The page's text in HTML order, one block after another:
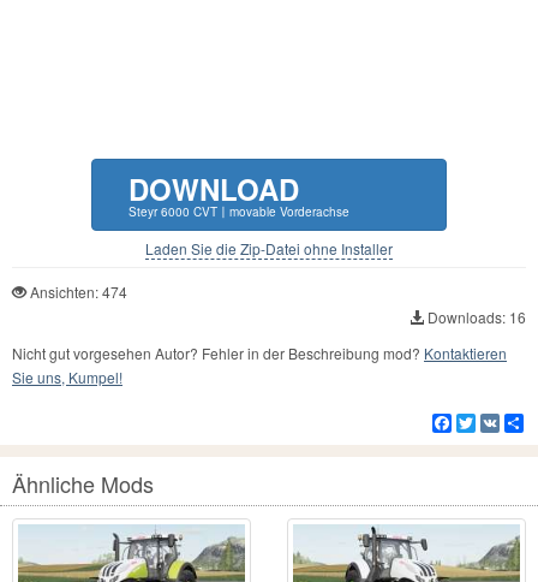
DOWNLOAD
Steyr 6000 CVT〡movable Vorderachse
Laden Sie die Zip-Datei ohne Installer
Ansichten: 474
Downloads: 16
Nicht gut vorgesehen Autor? Fehler in der Beschreibung mod? Kontaktieren
Sie uns, Kumpel!
Facebook
Twitter
VK
Ähnliche Mods